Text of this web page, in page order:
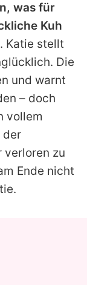
was für
Kuh
Katie stellt
Die
und warnt
– doch
vollem
der
verloren zu
Ende nicht
.